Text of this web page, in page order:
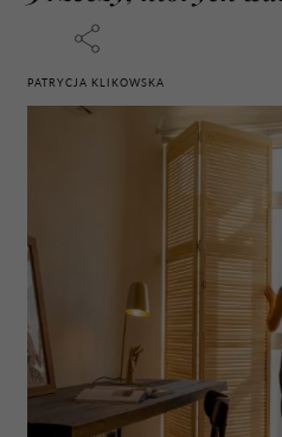
PATRYCJA KLIKOWSKA